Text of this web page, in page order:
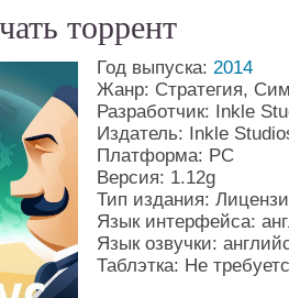
торрент
Год выпуска: 2014
Жанр: Стратегия,
Разработчик: Inkle
Издатель: Inkle
Платформа: PC
Версия: 1.12g
Тип издания:
Язык интерфейса:
Язык озвучки:
Таблэтка: Не